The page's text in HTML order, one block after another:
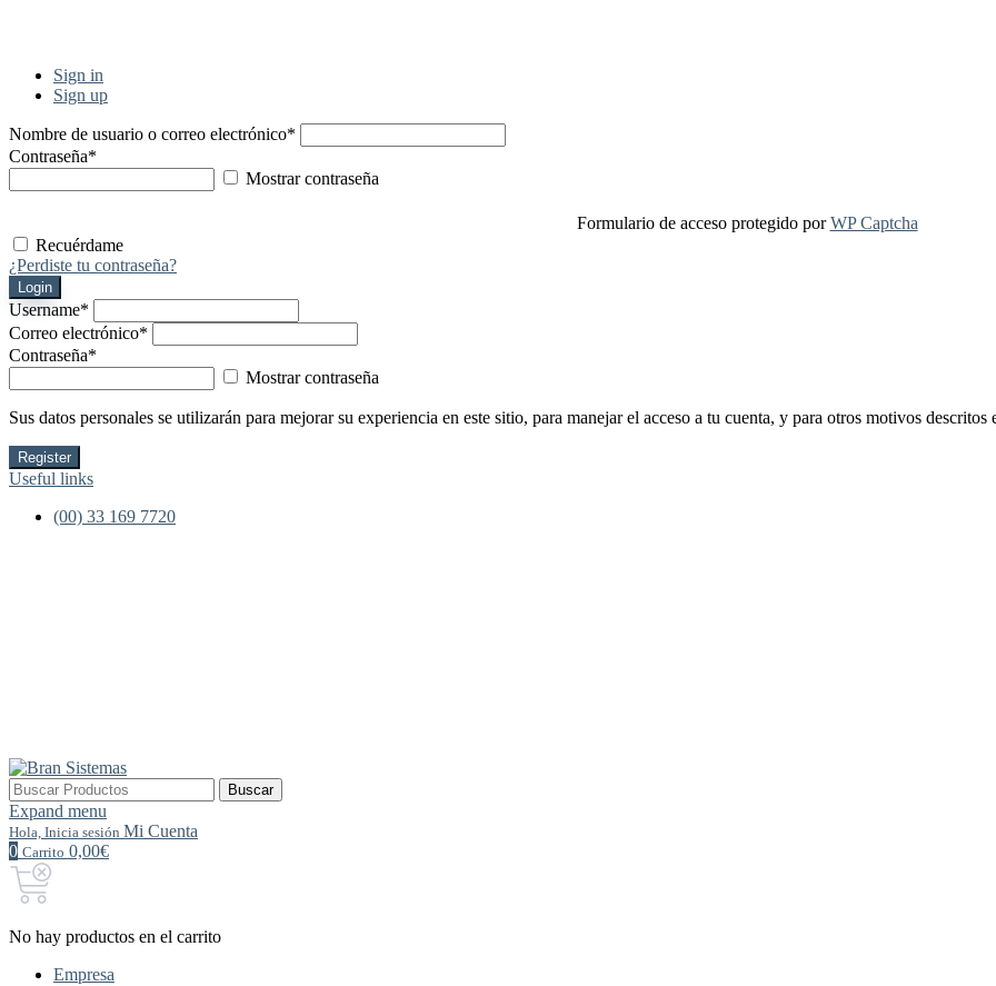
Sign in
Sign up
Nombre de usuario o correo electrónico*
Contraseña*
Mostrar contraseña
Formulario de acceso protegido porWP Captcha
Recuérdame
¿Perdiste tu contraseña?
Login
Username*
Correo electrónico*
Contraseña*
Mostrar contraseña
Sus datos personales se utilizarán para mejorar su experiencia en este sitio, para manejar el acceso a tu cuenta, y para otros motivos descritos
Register
Useful links
(00) 33 169 7720
Buscar
por:
Buscar
Expand menu
Hola, Inicia sesión Mi Cuenta
0 Carrito 0,00€
No hay productos en el carrito
Empresa